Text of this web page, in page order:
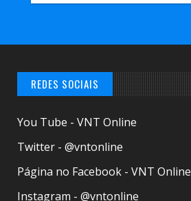
REDES SOCIAIS
You Tube - VNT Online
Twitter - @vntonline
Página no Facebook - VNT Online
Instagram - @vntonline